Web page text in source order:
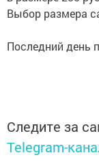
Выбор размера
Последний день
Следите за
Telegram-